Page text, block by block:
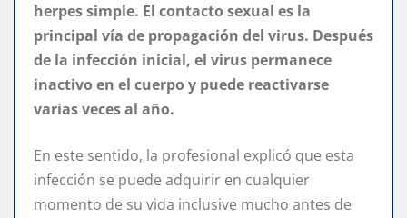
herpes simple. El contacto sexual es la
principal vía de propagación del virus. Después
de la infección inicial, el virus permanece
inactivo en el cuerpo y puede reactivarse
varias veces al año.
En este sentido, la profesional explicó que esta
infección se puede adquirir en cualquier
momento de su vida inclusive mucho antes de